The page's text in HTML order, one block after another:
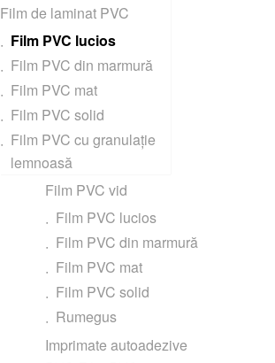
Film de laminat PVC
Film PVC lucios
Film PVC din marmură
Film PVC mat
Film PVC solid
Film PVC cu granulație
lemnoasă
Film PVC vid
Film PVC lucios
Film PVC din marmură
Film PVC mat
Film PVC solid
Rumegus
Imprimate autoadezive